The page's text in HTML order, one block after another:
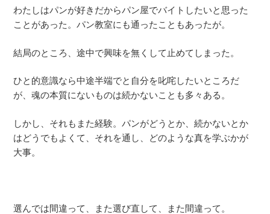
わたしはパンが好きだからパン屋でバイトしたいと思った
ことがあった。パン教室にも通ったこともあったが。
結局のところ、途中で興味を無くして止めてしまった。
ひと的意識なら中途半端でと自分を叱咤したいところだ
が、魂の本質にないものは続かないことも多々ある。
しかし、それもまた経験。パンがどうとか、続かないとか
はどうでもよくて、それを通し、どのような真を学ぶかが
大事。
選んでは間違って、また選び直して、また間違って。